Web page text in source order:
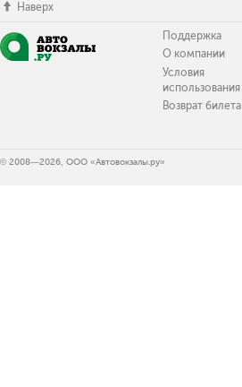
Наверх
Поддержка
О компании
Условия
использования
Возврат билета
© 2008—2026, ООО «Автовокзалы.ру»